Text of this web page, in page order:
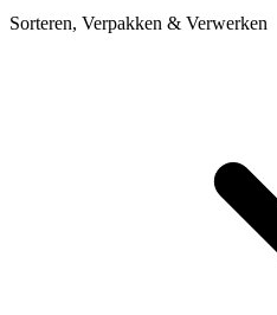
Sorteren, Verpakken & Verwerken